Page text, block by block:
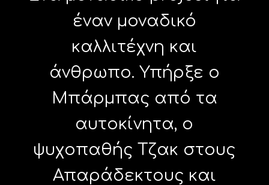
έναν μοναδικό
καλλιτέχνη και
άνθρωπο. Υπήρξε ο
Μπάρμπας από τα
αυτοκίνητα, ο
ψυχοπαθής Τζακ στους
Απαράδεκτους και